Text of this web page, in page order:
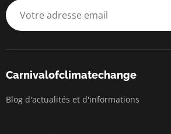
Carnivalofclimatechange
Blog d'actualités et d'informations